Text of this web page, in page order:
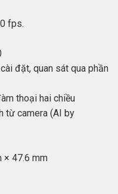
fps.
đặt, quan sát qua phần
thoại hai chiều
từ camera (AI by
× 47.6 mm